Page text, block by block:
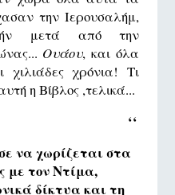
την Ιερουσαλήμ,
μετά από την
Ουάου, και όλα
χρόνια! Τι
η Βίβλος ,τελικά...
‘‘
να χωρίζεται στα
με τον Ντίμα,
δίκτυα και τη